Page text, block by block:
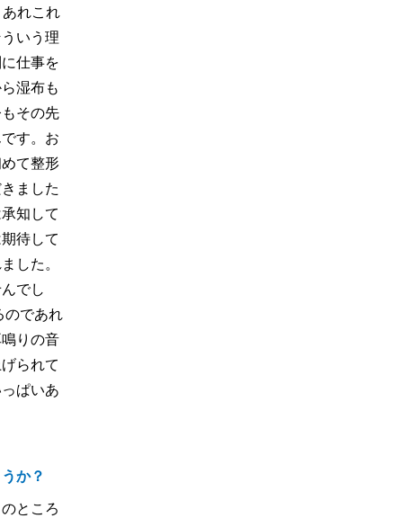
れこれ
いう理
仕事を
湿布も
その先
す。お
て整形
ました
知して
待して
した。
でし
のであれ
りの音
られて
ぱいあ
か？
ところ